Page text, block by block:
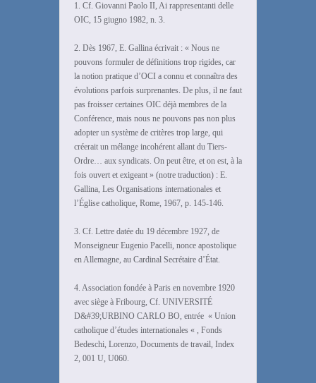
1. Cf. Giovanni Paolo II, Ai rappresentanti delle
OIC, 15 giugno 1982, n. 3.
2. Dès 1967, E. Gallina écrivait : « Nous ne
pouvons formuler de définitions trop rigides, car
la notion pratique d’OCI a connu et connaîtra des
évolutions parfois surprenantes. De plus, il ne faut
pas froisser certaines OIC déjà membres de la
Conférence, mais nous ne pouvons pas non plus
adopter un système de critères trop large, qui
créerait un mélange incohérent allant du Tiers-
Ordre… aux syndicats. On peut être, et on est, à la
fois ouvert et exigeant » (notre traduction) : E.
Gallina, Les Organisations internationales et
l’Église catholique, Rome, 1967, p. 145-146.
3. Cf. Lettre datée du 19 décembre 1927, de
Monseigneur Eugenio Pacelli, nonce apostolique
en Allemagne, au Cardinal Secrétaire d’État.
4. Association fondée à Paris en novembre 1920
avec siège à Fribourg, Cf. UNIVERSITÉ
D&#39;URBINO CARLO BO, entrée « Union
catholique d’études internationales « , Fonds
Bedeschi, Lorenzo, Documents de travail, Index
2, 001 U, U060.